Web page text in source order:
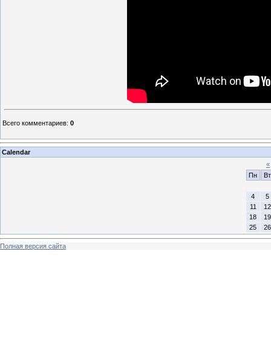
Всего комментариев: 0
Calendar
«
Пн
Вт
4
5
11
12
18
19
25
26
Полная версия сайта